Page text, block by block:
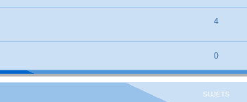
4
0
SUJETS